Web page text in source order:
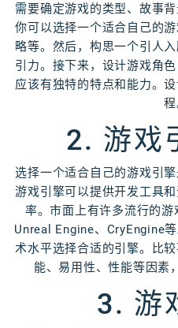
需要确定游戏的类型、故事
你可以选择一个适合自己的
略等。然后，构思一个引人
引力。接下来，设计游戏角
应该有独特的特点和能力。
程
2. 游戏
选择一个适合自己的游戏引
游戏引擎可以提供开发工具
率。市面上有许多流行的游
Unreal Engine、CryEngine
术水平选择合适的引擎。比
能、易用性、性能等因素
3. 游